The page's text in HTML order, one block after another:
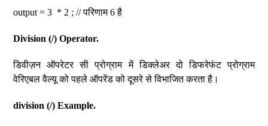
output = 3 * 2 ; // परिणाम 6 है
Division (/) Operator.
डिवीज़न ऑपरेटर सी प्रोग्राम में डिक्लेअर दो डिफरेफंट प्रोग्राम
वेरिएबल वैल्यू को पहले ऑपरेंड को दूसरे से विभाजित करता है।
division (/) Example.